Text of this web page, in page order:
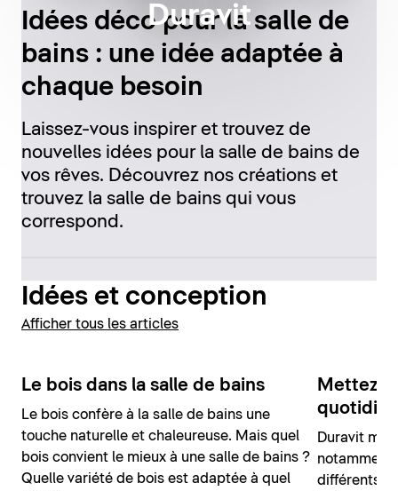
Duravit
Idées déco pour la salle de
bains : une idée adaptée à
chaque besoin
Laissez-vous inspirer et trouvez de
nouvelles idées pour la salle de bains de
vos rêves. Découvrez nos créations et
trouvez la salle de bains qui vous
correspond.
Idées et conception
Afficher tous les articles
Le bois dans la salle de bains
Le bois confère à la salle de bains une
touche naturelle et chaleureuse. Mais quel
bois convient le mieux à une salle de bains ?
Quelle variété de bois est adaptée à quel
Mettez
Duravit
notamment
différents